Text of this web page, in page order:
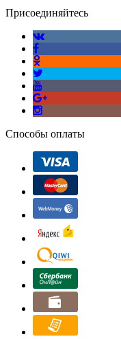
Присоединяйтесь
Способы оплаты